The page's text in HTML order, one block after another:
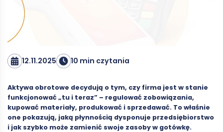
12.11.2025 10 min czytania
Aktywa obrotowe decydują o tym, czy firma jest w stanie
funkcjonować „tu i teraz” – regulować zobowiązania,
kupować materiały, produkować i sprzedawać. To właśnie
one pokazują, jaką płynnością dysponuje przedsiębiorstwo
i jak szybko może zamienić swoje zasoby w gotówkę.